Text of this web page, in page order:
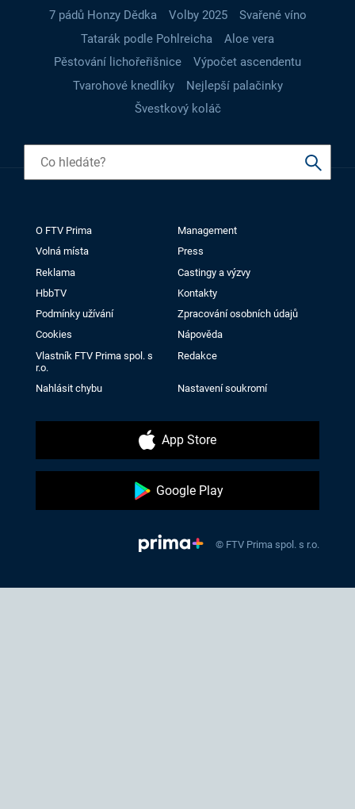
7 pádů Honzy Dědka
Volby 2025
Svařené víno
Tatarák podle Pohlreicha
Aloe vera
Pěstování lichořeřišnice
Výpočet ascendentu
Tvarohové knedlíky
Nejlepší palačinky
Švestkový koláč
O FTV Prima
Management
Volná místa
Press
Reklama
Castingy a výzvy
HbbTV
Kontakty
Podmínky užívání
Zpracování osobních údajů
Cookies
Nápověda
Vlastník FTV Prima spol. s
r.o.
Redakce
Nahlásit chybu Nastavení soukromí
App Store
Google Play
© FTV Prima spol. s r.o.